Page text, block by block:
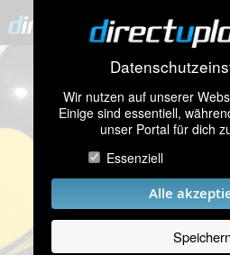
Wir nutzen auf unserer
Einige sind essentiell,
unser Portal für dich
Essenziell
Alle